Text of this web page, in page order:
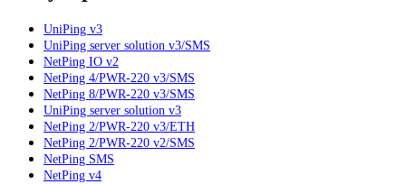
UniPing v3
UniPing server solution v3/SMS
NetPing IO v2
NetPing 4/PWR-220 v3/SMS
NetPing 8/PWR-220 v3/SMS
UniPing server solution v3
NetPing 2/PWR-220 v3/ETH
NetPing 2/PWR-220 v2/SMS
NetPing SMS
NetPing v4